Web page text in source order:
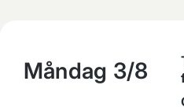
Måndag 3/8